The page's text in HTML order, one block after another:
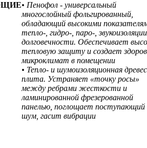
• Пенофол - универсальный
многослойный фольгированный,
обладающий высокими
тепло-, гидро-, паро-,
долговечности. Обеспечивает
тепловую защиту и создает
микроклимат в помещении
• Тепло- и шумоизоляционная
плита. Устраняет «точку росы»
между ребрами жесткости и
ламинированной фрезерованной
панелью, поглощает поступающий
шум, гасит вибрации